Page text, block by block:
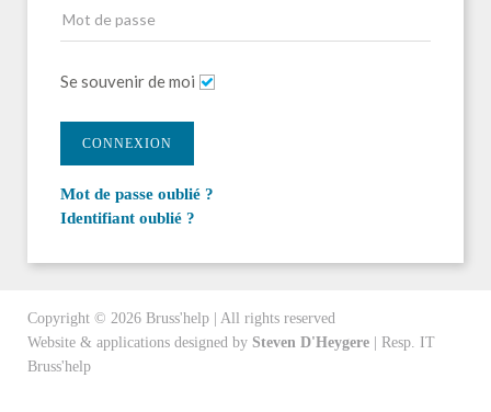
Se souvenir de moi
CONNEXION
Mot de passe oublié ?
Identifiant oublié ?
Copyright © 2026 Bruss'help | All rights reserved
Website & applications designed by Steven D'Heygere | Resp. IT
Bruss'help